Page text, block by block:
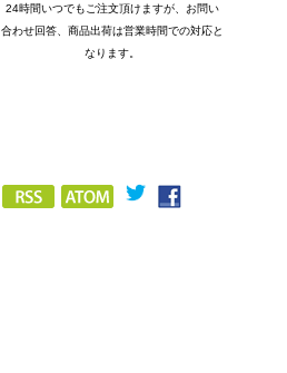
24時間いつでもご注文頂けますが、お問い
合わせ回答、商品出荷は営業時間での対応と
なります。